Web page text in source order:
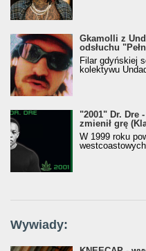
Gkamolli z
odsłuchu
Filar gdyńskiej
kolektywu
"2001" Dr. Dre
zmienił grę
W 1999 roku
Wywiady: